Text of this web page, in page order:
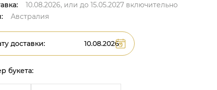
10.08.2026, или до 15.05.2027 включительно
Австралия
доставки:
букета: